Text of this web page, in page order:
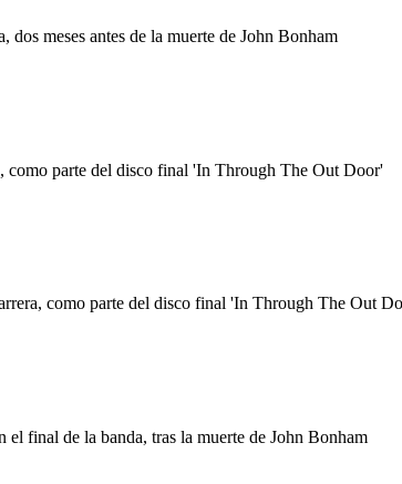
meses antes de la muerte de John Bonham
como parte del disco final 'In Through The Out Door'
como parte del disco final 'In Through The Out
final de la banda, tras la muerte de John Bonham